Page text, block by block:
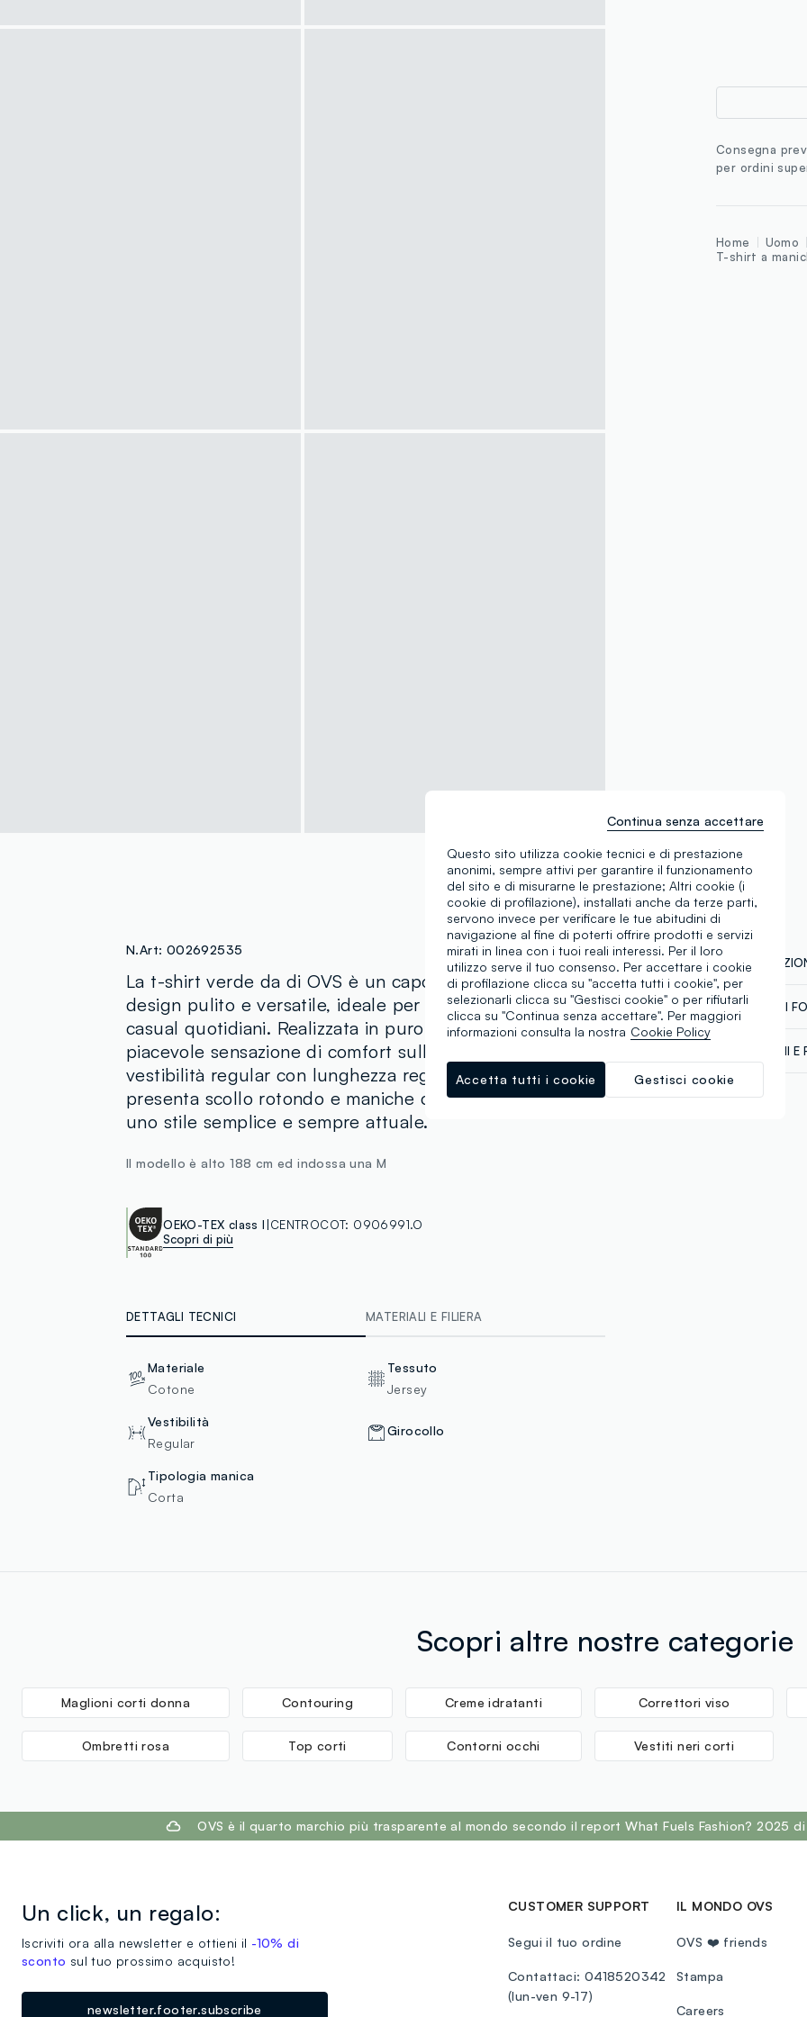
Consegna
per ordini
Home Uomo
T-shirt a
N.Art: 002692535
La t-shirt verde da di OVS è un capo essenziale dal
design pulito e versatile, ideale per completare look
casual quotidiani. Realizzata in puro cotone, offre una
piacevole sensazione di comfort sulla pelle e una
vestibilità regular con lunghezza regolare. Il modello
presenta scollo rotondo e maniche corte, perfetti per
uno stile semplice e sempre attuale.
Il modello è alto 188 cm ed indossa una M
OEKO-TEX class I CENTROCOT: 0906991.O
Scopri di più
DETTAGLI TECNICI MATERIALI E FILIERA
Materiale
Cotone
Tessuto
Jersey
Vestibilità
Regular
Girocollo
Tipologia manica
Corta
Temperatura
CATENA DI
Il 100% dei
chimico-
SPEDIZIONI E
Spedizione
€60.
Scopri altre nostre categorie
Maglioni corti donna Contouring Creme idratanti Correttori viso
Ombretti rosa Top corti Contorni occhi Vestiti neri corti
OVS è il quarto marchio più trasparente al mondo secondo il report What Fuels Fashion? 2025 di
Un click, un regalo:
Iscriviti ora alla newsletter e ottieni il -10% di
sconto sul tuo prossimo acquisto!
newsletter.footer.subscribe
CUSTOMER SUPPORT
Segui il tuo ordine
Contattaci: 0418520342
(lun-ven 9-17)
IL MONDO OVS
OVS ❤️ friends
Stampa
Careers
Questo sito utilizza cookie tecnici e di prestazione
anonimi, sempre attivi per garantire il funzionamento
del sito e di misurarne le prestazione; Altri cookie (i
cookie di profilazione), installati anche da terze parti,
servono invece per verificare le tue abitudini di
navigazione al fine di poterti offrire prodotti e servizi
mirati in linea con i tuoi reali interessi. Per il loro
utilizzo serve il tuo consenso. Per accettare i cookie
di profilazione clicca su "accetta tutti i cookie", per
selezionarli clicca su "Gestisci cookie" o per rifiutarli
clicca su "Continua senza accettare". Per maggiori
informazioni consulta la nostra Cookie Policy
Gestisci cookie
Accetta tutti i cookie
Continua senza accettare